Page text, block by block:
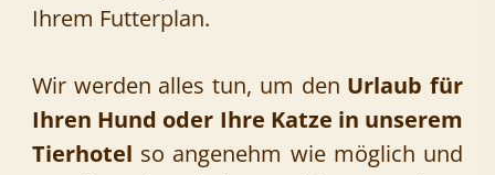
Ihrem Futterplan.
Wir werden alles tun, um den Urlaub für
Ihren Hund oder Ihre Katze in unserem
Tierhotel so angenehm wie möglich und